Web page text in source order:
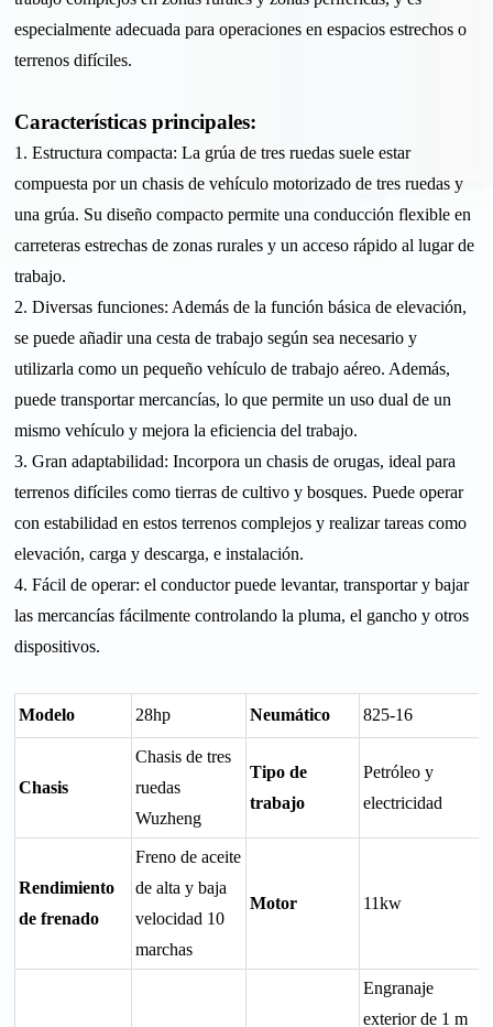
especialmente adecuada para operaciones en espacios estrechos o
terrenos difíciles.
Características principales:
1. Estructura compacta: La grúa de tres ruedas suele estar
compuesta por un chasis de vehículo motorizado de tres ruedas y
una grúa. Su diseño compacto permite una conducción flexible en
carreteras estrechas de zonas rurales y un acceso rápido al lugar de
trabajo.
2. Diversas funciones: Además de la función básica de elevación,
se puede añadir una cesta de trabajo según sea necesario y
utilizarla como un pequeño vehículo de trabajo aéreo. Además,
puede transportar mercancías, lo que permite un uso dual de un
mismo vehículo y mejora la eficiencia del trabajo.
3. Gran adaptabilidad: Incorpora un chasis de orugas, ideal para
terrenos difíciles como tierras de cultivo y bosques. Puede operar
con estabilidad en estos terrenos complejos y realizar tareas como
elevación, carga y descarga, e instalación.
4. Fácil de operar: el conductor puede levantar, transportar y bajar
las mercancías fácilmente controlando la pluma, el gancho y otros
dispositivos.
Modelo 28hp Neumático 825-16
Chasis
Chasis de tres
ruedas
Wuzheng
Tipo de
trabajo
Petróleo y
electricidad
Rendimiento
de frenado
Freno de aceite
de alta y baja
velocidad 10
marchas
Motor 11kw
Engranaje
exterior de 1 m